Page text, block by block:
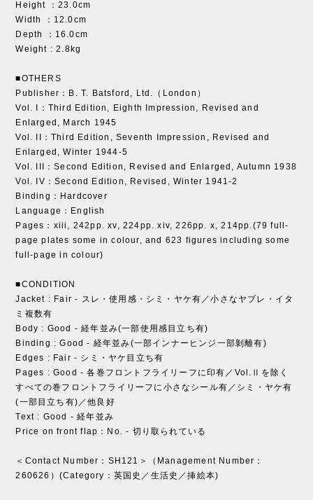
Height ：23.0cm
Width ：12.0cm
Depth ：16.0cm
Weight : 2.8kg
■OTHERS
Publisher：B. T. Batsford, Ltd.（London）
Vol. I：Third Edition, Eighth Impression, Revised and
Enlarged, March 1945
Vol. II：Third Edition, Seventh Impression, Revised and
Enlarged, Winter 1944-5
Vol. III：Second Edition, Revised and Enlarged, Autumn 1938
Vol. IV：Second Edition, Revised, Winter 1941-2
Binding：Hardcover
Language：English
Pages：xiii, 242pp. xv, 224pp. xiv, 226pp. x, 214pp.(79 full-
page plates some in colour, and 623 figures including some
full-page in colour)
■CONDITION
Jacket : Fair - スレ・使用感・シミ・ヤケ有／小さなヤブレ・イタ
ミ複数有
Body : Good - 経年並み(一部使用感目立ち有)
Binding : Good - 経年並み(一部インナーヒンジ一部剝離有)
Edges : Fair - シミ・ヤケ目立ち有
Pages : Good - 各巻フロントフライリーフに印有／Vol.Ⅱを除く
すべての巻フロントフライリーフに小さなシール有／シミ・ヤケ有
(一部目立ち有)／他良好
Text : Good - 経年並み
Price on front flap：No. - 切り取られている
＜Contact Number：SH121＞（Management Number：
260626）(Category：英国史／生活史／挿絵本)